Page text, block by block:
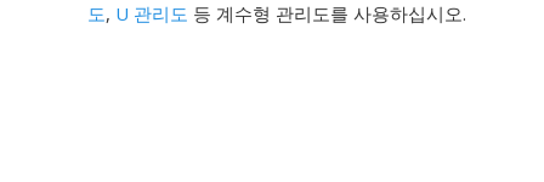
도, U 관리도 등 계수형 관리도를 사용하십시오.